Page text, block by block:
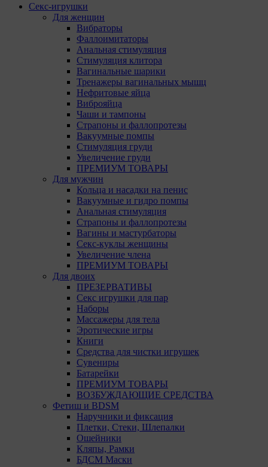
Секс-игрушки
Для женщин
Вибраторы
Фаллоимитаторы
Анальная стимуляция
Стимуляция клитора
Вагинальные шарики
Тренажеры вагинальных мышц
Нефритовые яйца
Виброяйца
Чаши и тампоны
Страпоны и фаллопротезы
Вакуумные помпы
Стимуляция груди
Увеличение груди
ПРЕМИУМ ТОВАРЫ
Для мужчин
Кольца и насадки на пенис
Вакуумные и гидро помпы
Анальная стимуляция
Страпоны и фаллопротезы
Вагины и мастурбаторы
Секс-куклы женщины
Увеличение члена
ПРЕМИУМ ТОВАРЫ
Для двоих
ПРЕЗЕРВАТИВЫ
Секс игрушки для пар
Наборы
Массажеры для тела
Эротические игры
Книги
Средства для чистки игрушек
Сувениры
Батарейки
ПРЕМИУМ ТОВАРЫ
ВОЗБУЖДАЮЩИЕ СРЕДСТВА
Фетиш и BDSM
Наручники и фиксация
Плетки, Стеки, Шлепалки
Ошейники
Кляпы, Рамки
БДСМ Маски